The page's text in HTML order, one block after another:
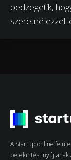
pedzegetik,
szeretné ezzel
A Startup online
betekintést nyújtanak